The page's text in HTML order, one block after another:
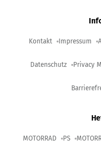
Kontakt Impressum
Datenschutz Privacy
MOTORRAD PS